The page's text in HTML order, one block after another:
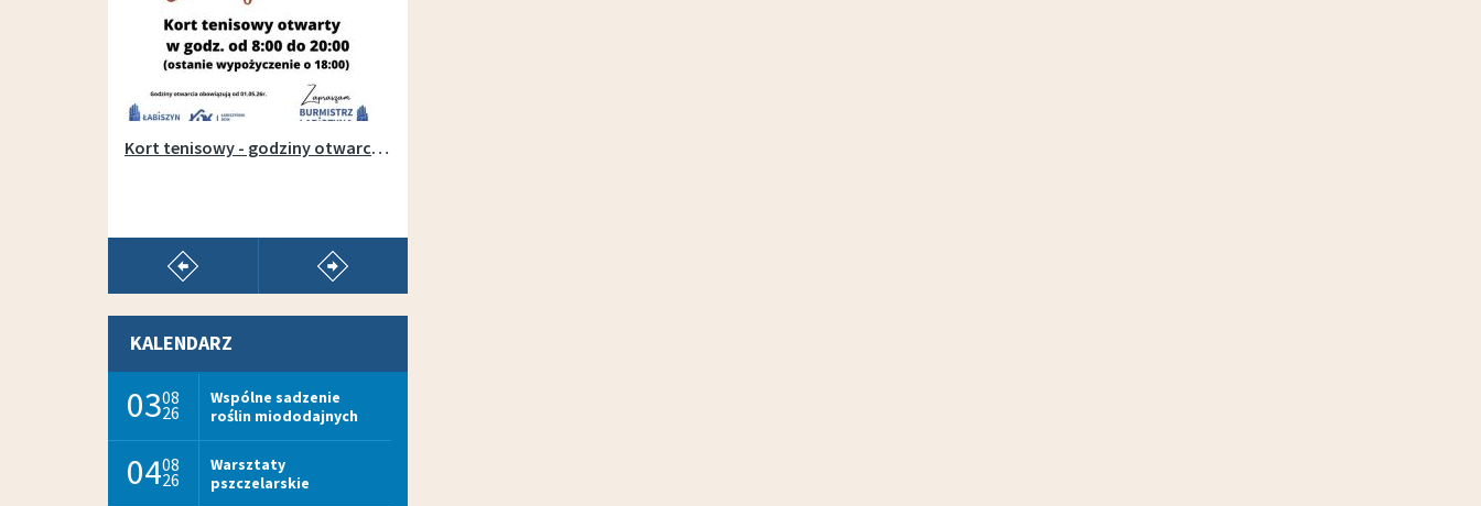
pokaż poprzedni artykuł
Kort tenisowy - godziny otwarcia w sezonie 2026
KALENDARZ
0308
26
Wspólne sadzenie
roślin miododajnych
0408
26
Warsztaty
pszczelarskie